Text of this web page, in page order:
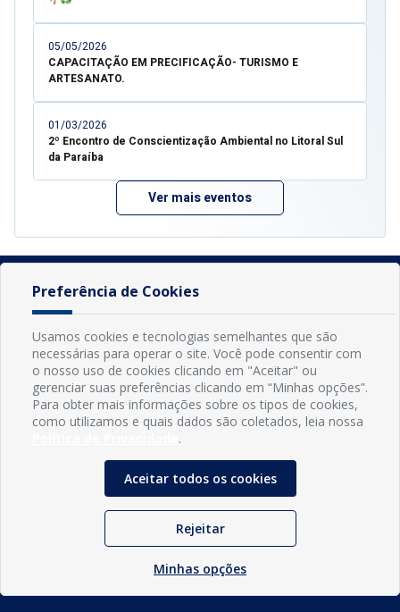
05/05/2026
CAPACITAÇÃO EM PRECIFICAÇÃO- TURISMO E
ARTESANATO.
01/03/2026
2º Encontro de Conscientização Ambiental no Litoral Sul
da Paraíba
Ver mais eventos
INFORMAÇÕES
LOC RODOVIA PB 018, SN, Centro, Conde, PB, 58322-000
Exp: Segunda a sexta, das 8h às 14h.
Preferência de Cookies
Usamos cookies e tecnologias semelhantes que são
necessárias para operar o site. Você pode consentir com
o nosso uso de cookies clicando em "Aceitar" ou
gerenciar suas preferências clicando em “Minhas opções”.
Para obter mais informações sobre os tipos de cookies,
como utilizamos e quais dados são coletados, leia nossa
.
Aceitar todos os cookies
Rejeitar
Minhas opções